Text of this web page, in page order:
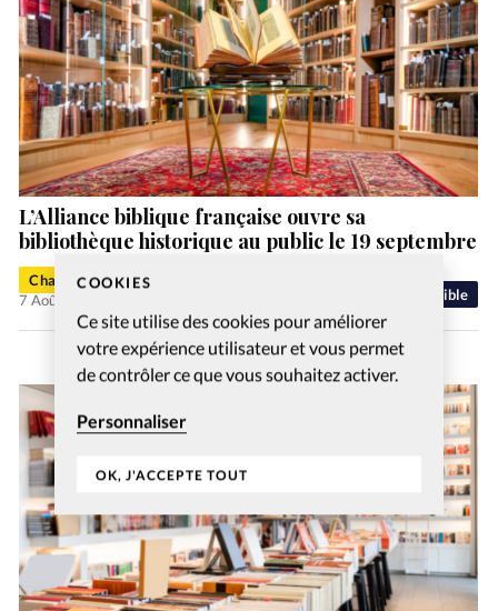
COOKIES
Ce site utilise des cookies pour améliorer
votre expérience utilisateur et vous permet
de contrôler ce que vous souhaitez activer.
Personnaliser
OK, J'ACCEPTE TOUT
Bible
L’Alliance biblique française ouvre sa
bibliothèque historique au public le 19 septembre
Charlotte Moulin
7 Août 2026